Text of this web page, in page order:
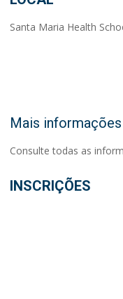
Santa Maria Health
Mais informações
Consulte todas as
INSCRIÇÕES